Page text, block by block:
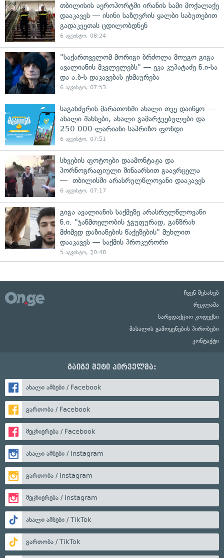
თბილისის აეროპორტში ირანის სამი მოქალაქე
დააკავეს — ისინი საზღვრის ყალბი საბუთებით
გადაკვეთას ცდილობდნენ
6 აგვისტო, 08:24
"საქართველომ მორიგი ბრძოლა მოუგო გიგა
ავალიანის მკვლელებს" — ეკა კუპატაძე ნ.ი-სა
და ა.ბ-ს დაკავებას ეხმაურება
6 აგვისტო, 07:53
საგანძურის მარათონში ახალი თვე დაიწყო —
ახალი შანსები, ახალი გამარჯვებულები და
250 000-ლარიანი საპრიზო ფონდი
6 აგვისტო, 07:51
სხვების ფოტოები დაამონტაჟა და
პორნოგრაფიული შინაარსით გაავრცელა
— თბილისში არასრულწლოვანი დააკავეს
6 აგვისტო, 07:17
გიგა ავალიანის საქმეზე არასრულწლოვანი
ნ.ი. "ჯანმთელობის ჯგუფურად, განზრახ
მძიმედ დაზიანების წაქეზების" მუხლით
დააკავეს — საქმის პროკურორი
5 აგვისტო, 20:48
ჩვენ შესახებ
რეკლამა
სარედაქციო კოდექსი
მასალის გამოყენების პირობები
კონტაქტი
გაიგე მეტი პირველმა:
ახალი ამბები / Facebook
გართობა / Facebook
მეცნიერება / Facebook
ახალი ამბები / Instagram
გართობა / Instagram
მეცნიერება / Instagram
ახალი ამბები / TikTok
გართობა / TikTok